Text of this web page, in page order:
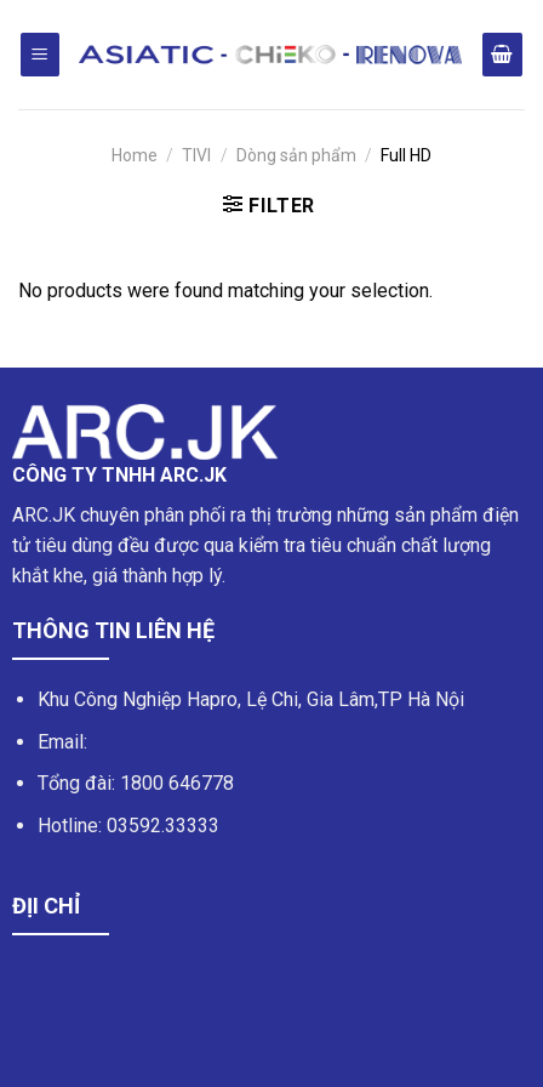
content
Home / TIVI / Dòng sản phẩm / Full HD
FILTER
No products were found matching your selection.
CÔNG TY TNHH ARC.JK
ARC.JK chuyên phân phối ra thị trường những sản phẩm điện
tử tiêu dùng đều được qua kiểm tra tiêu chuẩn chất lượng
khắt khe, giá thành hợp lý.
THÔNG TIN LIÊN HỆ
Khu Công Nghiệp Hapro, Lệ Chi, Gia Lâm,TP Hà Nội
Email:
Tổng đài: 1800 646778
Hotline: 03592.33333
ĐỊI CHỈ